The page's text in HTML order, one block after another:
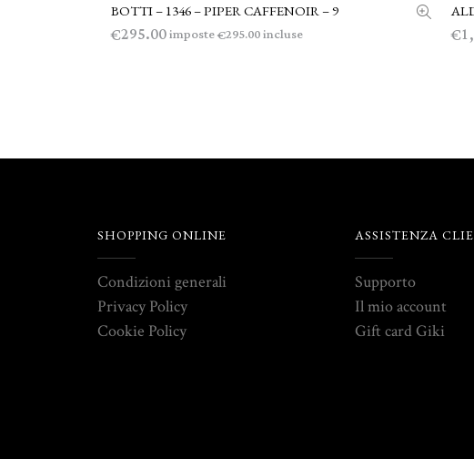
AGGIUNGI AL CARRELLO
BOTTI – 1346 – PIPER CAFFENOIR – 9
€295.00imposte€295.00incluse €
SHOPPING ONLINE
Condizioni generali
Privacy Policy
Cookie Policy
ASSISTENZA
Supporto
Il mio account
Gift card Giki